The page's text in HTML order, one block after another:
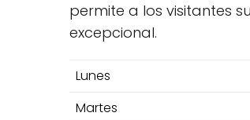
permite a los visitantes
excepcional.
Lunes
Martes